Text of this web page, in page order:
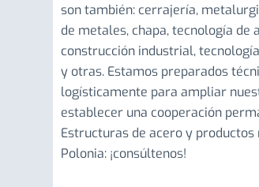
son también: cerrajería,
de metales, chapa, tecnología de
construcción industrial,
y otras. Estamos preparados
logísticamente para ampliar
establecer una cooperación
Estructuras de acero y productos
Polonia: ¡consúltenos!